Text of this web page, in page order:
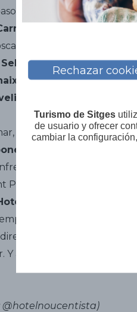
nos advierte Rosa
a la casa real),
Sebastià Sans(Hotel
),Casa Manuel
un punto equidistante
, también conocida
del paso marítimo,
Pau, merece una parada
Celimar
muy paradigmático
de todos los
amor, claro –ya nos
@hotelnoucentista)
Rechazar
Turismo de Sitges
de usuario y ofrecer
cambiar la